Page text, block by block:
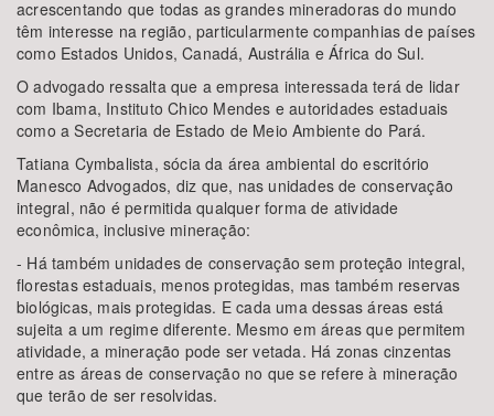
acrescentando que todas as grandes mineradoras do mundo
têm interesse na região, particularmente companhias de países
como Estados Unidos, Canadá, Austrália e África do Sul.
O advogado ressalta que a empresa interessada terá de lidar
com Ibama, Instituto Chico Mendes e autoridades estaduais
como a Secretaria de Estado de Meio Ambiente do Pará.
Tatiana Cymbalista, sócia da área ambiental do escritório
Manesco Advogados, diz que, nas unidades de conservação
integral, não é permitida qualquer forma de atividade
econômica, inclusive mineração:
- Há também unidades de conservação sem proteção integral,
florestas estaduais, menos protegidas, mas também reservas
biológicas, mais protegidas. E cada uma dessas áreas está
sujeita a um regime diferente. Mesmo em áreas que permitem
atividade, a mineração pode ser vetada. Há zonas cinzentas
entre as áreas de conservação no que se refere à mineração
que terão de ser resolvidas.